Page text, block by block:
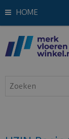
HOME